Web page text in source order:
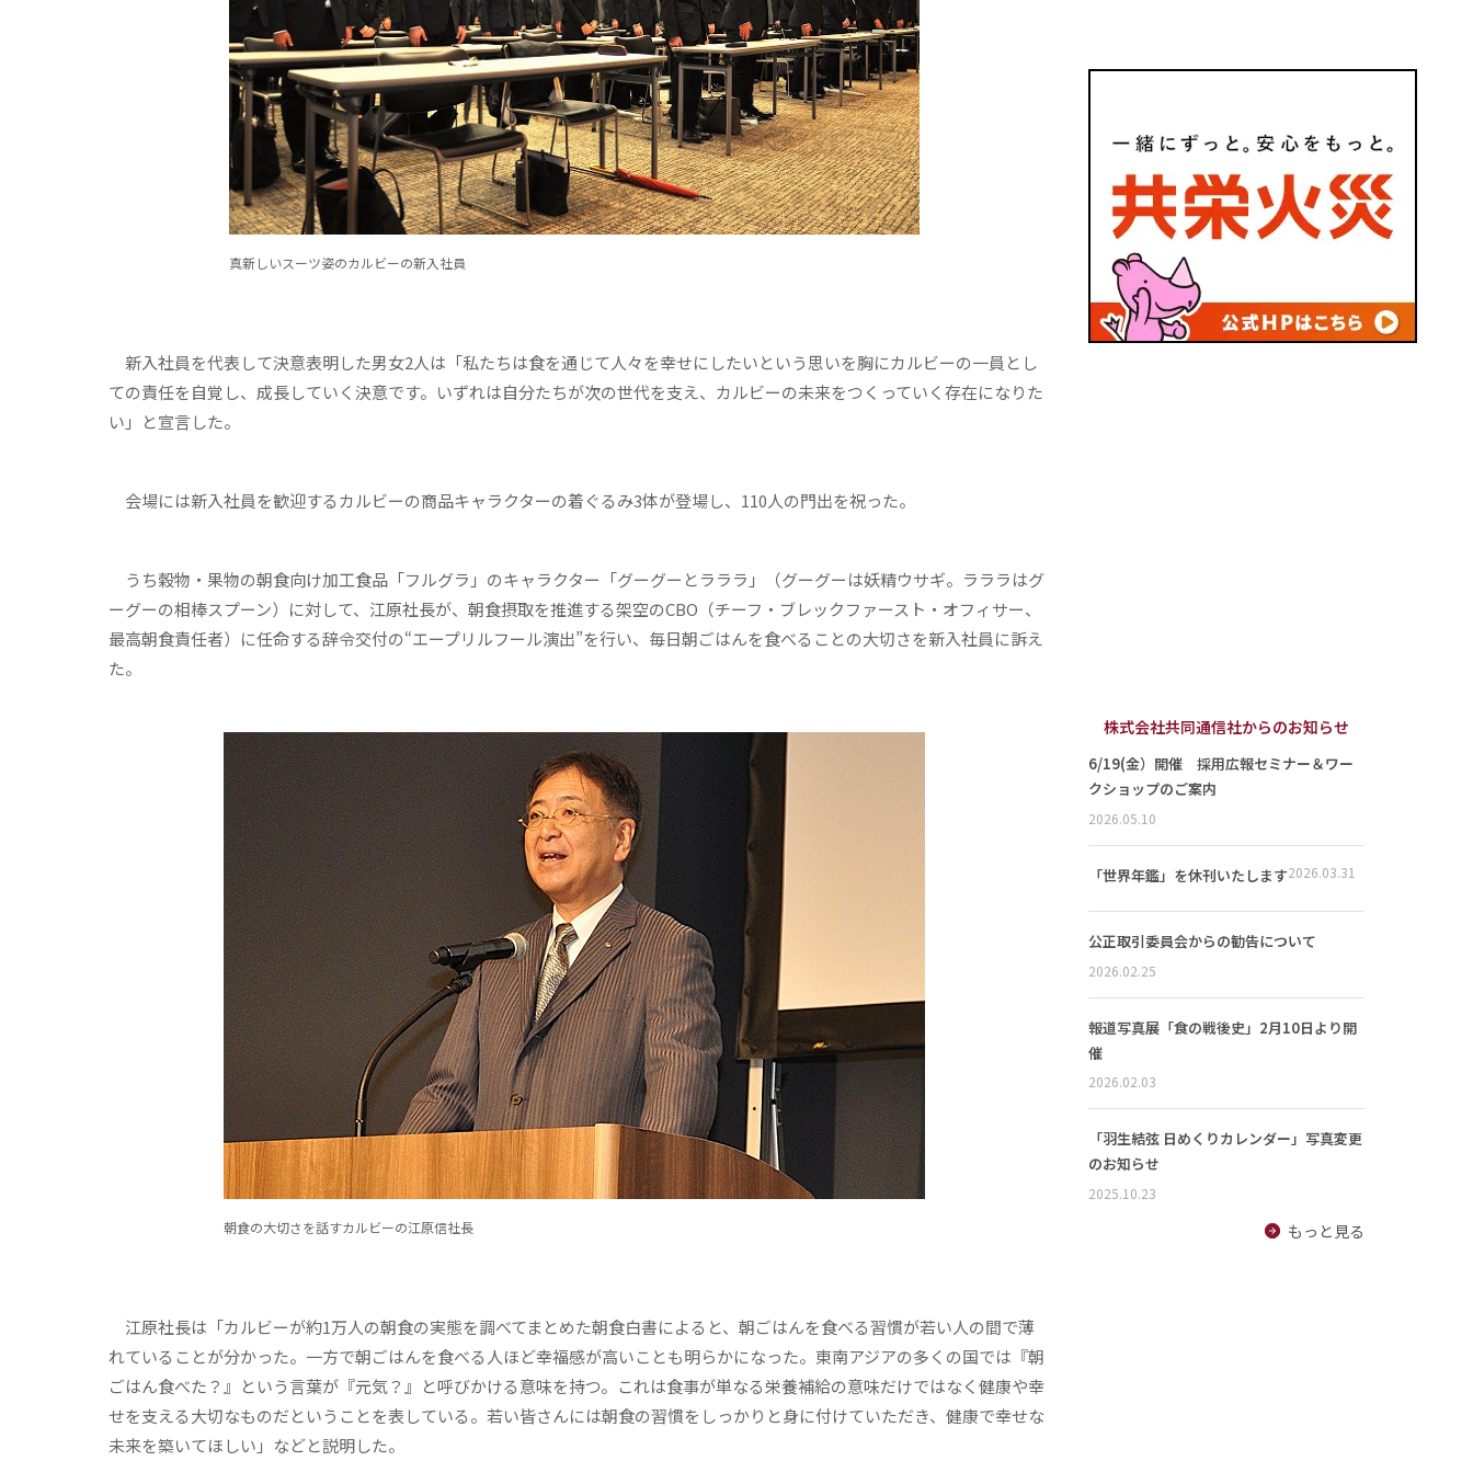
真新しいスーツ姿のカルビーの新入社員
新入社員を代表して決意表明した男女2人は「私たちは食を通じて人々を幸せにしたいという思いを胸にカルビーの一員とし
ての責任を自覚し、成長していく決意です。いずれは自分たちが次の世代を支え、カルビーの未来をつくっていく存在になりた
い」と宣言した。
会場には新入社員を歓迎するカルビーの商品キャラクターの着ぐるみ3体が登場し、110人の門出を祝った。
うち穀物・果物の朝食向け加工食品「フルグラ」のキャラクター「グーグーとラララ」（グーグーは妖精ウサギ。ラララはグ
ーグーの相棒スプーン）に対して、江原社長が、朝食摂取を推進する架空のCBO（チーフ・ブレックファースト・オフィサー、
最高朝食責任者）に任命する辞令交付の“エープリルフール演出”を行い、毎日朝ごはんを食べることの大切さを新入社員に訴え
た。
朝食の大切さを話すカルビーの江原信社長
江原社長は「カルビーが約1万人の朝食の実態を調べてまとめた朝食白書によると、朝ごはんを食べる習慣が若い人の間で薄
れていることが分かった。一方で朝ごはんを食べる人ほど幸福感が高いことも明らかになった。東南アジアの多くの国では『朝
ごはん食べた？』という言葉が『元気？』と呼びかける意味を持つ。これは食事が単なる栄養補給の意味だけではなく健康や幸
せを支える大切なものだということを表している。若い皆さんには朝食の習慣をしっかりと身に付けていただき、健康で幸せな
未来を築いてほしい」などと説明した。
株式会社共同通信社からのお知らせ
6/19(金）開催 採用広報セミナー＆ワー
クショップのご案内
2026.05.10
「世界年鑑」を休刊いたします2026.03.31
公正取引委員会からの勧告について
2026.02.25
報道写真展「食の戦後史」2月10日より開
催
2026.02.03
「羽生結弦 日めくりカレンダー」写真変更
のお知らせ
2025.10.23
もっと見る